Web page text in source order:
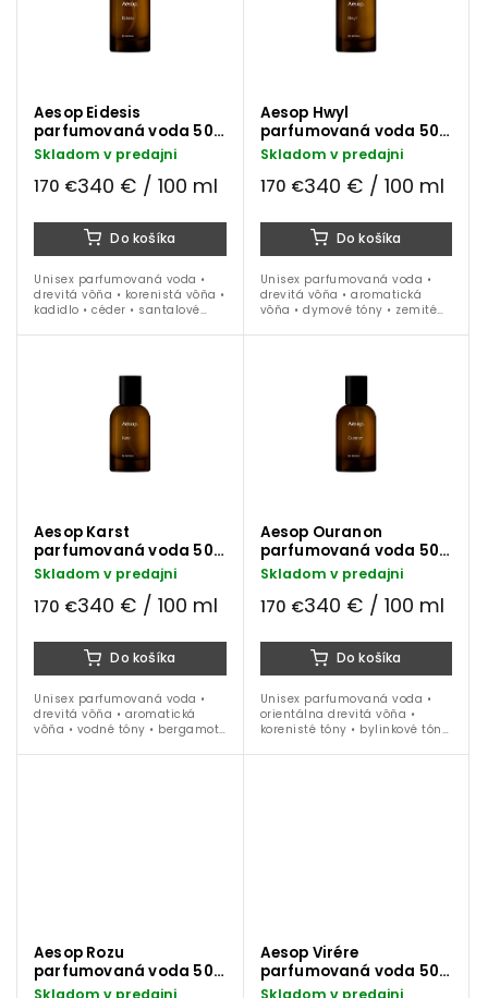
Aesop Eidesis
parfumovaná voda 50
ml
Skladom v predajni
170 €340 € / 100 ml
Do košíka
Unisex parfumovaná voda •
drevitá vôňa • korenistá vôňa •
kadidlo • céder • santalové
Aesop Hwyl
parfumovaná voda 50
ml
Skladom v predajni
170 €340 € / 100 ml
Do košíka
Unisex parfumovaná voda •
drevitá vôňa • aromatická
vôňa • dymové tóny • zemité
Aesop Karst
parfumovaná voda 50
ml
Skladom v predajni
170 €340 € / 100 ml
Do košíka
Unisex parfumovaná voda •
drevitá vôňa • aromatická
vôňa • vodné tóny • bergamot
jeseň • 50 ml
Aesop Ouranon
parfumovaná voda 50
ml
Skladom v predajni
170 €340 € / 100 ml
Do košíka
Unisex parfumovaná voda •
orientálna drevitá vôňa •
korenisté tóny • bylinkové tóny
Aesop Rozu
parfumovaná voda 50
ml
Skladom v predajni
Aesop Virére
parfumovaná voda 50
ml
Skladom v predajni